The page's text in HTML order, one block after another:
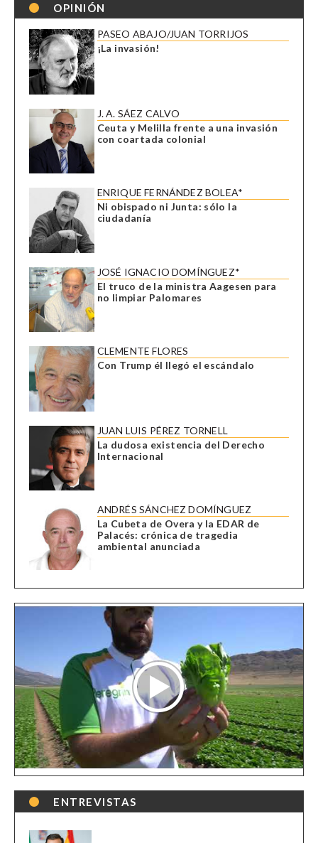
OPINIÓN
PASEO ABAJO/JUAN TORRIJOS
¡La invasión!
J. A. SÁEZ CALVO
Ceuta y Melilla frente a una invasión
con coartada colonial
ENRIQUE FERNÁNDEZ BOLEA*
Ni obispado ni Junta: sólo la
ciudadanía
JOSÉ IGNACIO DOMÍNGUEZ*
El truco de la ministra Aagesen para
no limpiar Palomares
CLEMENTE FLORES
Con Trump él llegó el escándalo
JUAN LUIS PÉREZ TORNELL
La dudosa existencia del Derecho
Internacional
ANDRÉS SÁNCHEZ DOMÍNGUEZ
La Cubeta de Overa y la EDAR de
Palacés: crónica de tragedia
ambiental anunciada
ENTREVISTAS